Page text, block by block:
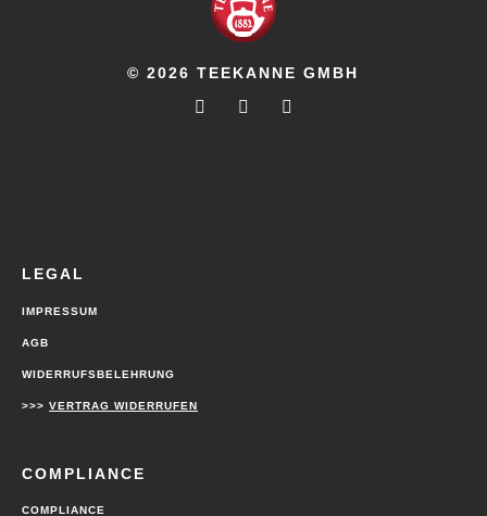
© 2026 TEEKANNE GMBH
LEGAL
IMPRESSUM
AGB
WIDERRUFSBELEHRUNG
>>> VERTRAG WIDERRUFEN
COMPLIANCE
COMPLIANCE